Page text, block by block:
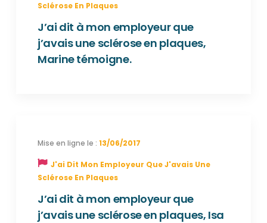
Sclérose En Plaques
J’ai dit à mon employeur que
j’avais une sclérose en plaques,
Marine témoigne.
13/06/2017
J'ai Dit Mon Employeur Que J'avais Une
Sclérose En Plaques
J’ai dit à mon employeur que
j’avais une sclérose en plaques, Isa